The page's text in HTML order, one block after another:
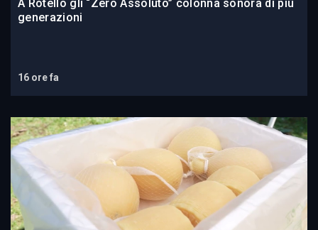
A Rotello gli “Zero Assoluto” colonna sonora di più
generazioni
16 ore fa